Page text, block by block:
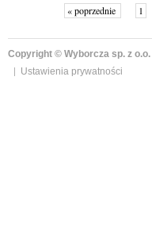
« poprzednie 1
Copyright © Wyborcza sp. z o.o.
Ustawienia prywatności